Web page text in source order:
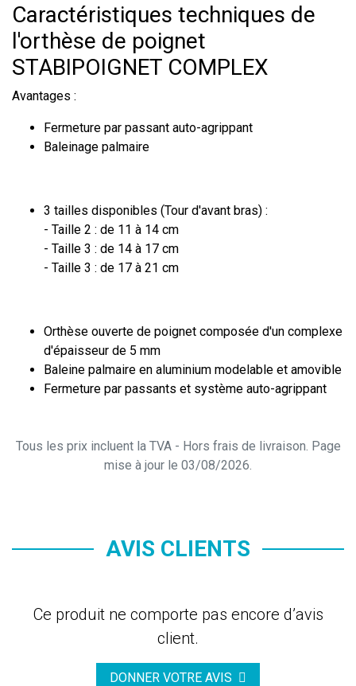
Caractéristiques techniques de
l'orthèse de poignet
STABIPOIGNET COMPLEX
Avantages :
Fermeture par passant auto-agrippant
Baleinage palmaire
3 tailles disponibles (Tour d'avant bras) :
- Taille 2 : de 11 à 14 cm
- Taille 3 : de 14 à 17 cm
- Taille 3 : de 17 à 21 cm
Orthèse ouverte de poignet composée d'un complexe
d'épaisseur de 5 mm
Baleine palmaire en aluminium modelable et amovible
Fermeture par passants et système auto-agrippant
Tous les prix incluent la TVA - Hors frais de livraison. Page
mise à jour le 03/08/2026.
AVIS CLIENTS
Ce produit ne comporte pas encore d’avis
client.
DONNER VOTRE AVIS